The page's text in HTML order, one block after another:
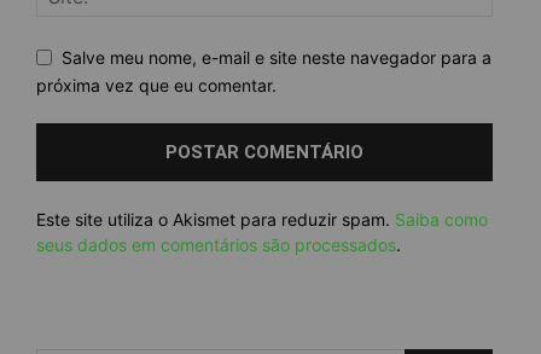
Salve meu nome, e-mail e site neste navegador para a
próxima vez que eu comentar.
Este site utiliza o Akismet para reduzir spam. Saiba como
seus dados em comentários são processados.